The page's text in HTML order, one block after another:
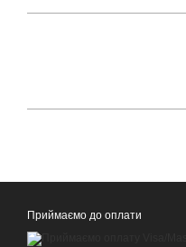
Приймаємо до оплати